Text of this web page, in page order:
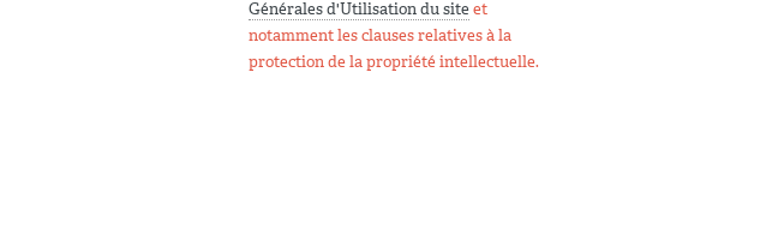
Générales d'Utilisation du siteet
notamment les clauses relatives à la
protection de la propriété intellectuelle.